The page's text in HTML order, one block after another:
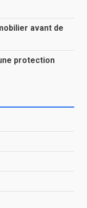
avant de
protection